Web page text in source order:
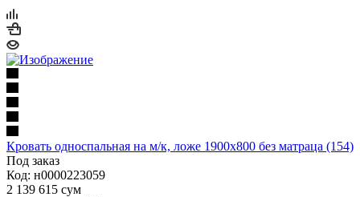
Кровать односпальная на м/к, ложе 1900х800 без матраца (154)
Под заказ
Код: н0000223059
2 139 615 сум